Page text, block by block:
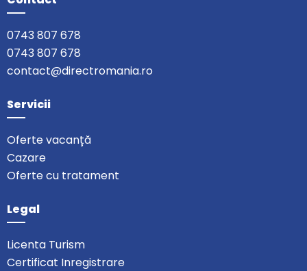
0743 807 678
0743 807 678
contact@directromania.ro
Servicii
Oferte vacanță
Cazare
Oferte cu tratament
Legal
Licenta Turism
Certificat Inregistrare